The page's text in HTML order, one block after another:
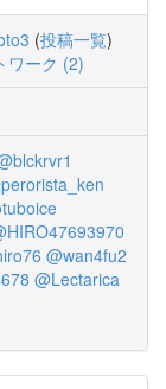
(投稿一覧)
ワーク (2)
@wan4fu2
@Lectarica